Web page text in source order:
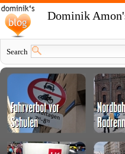
Dominik
Search